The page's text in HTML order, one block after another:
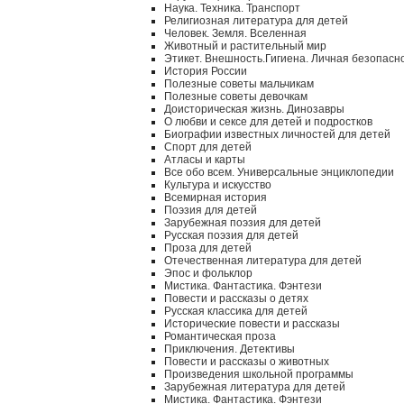
Наука. Техника. Транспорт
Религиозная литература для детей
Человек. Земля. Вселенная
Животный и растительный мир
Этикет. Внешность.Гигиена. Личная
История России
Полезные советы мальчикам
Полезные советы девочкам
Доисторическая жизнь. Динозавры
О любви и сексе для детей и подростков
Биографии известных личностей для детей
Спорт для детей
Атласы и карты
Все обо всем. Универсальные энциклопедии
Культура и искусство
Всемирная история
Поэзия для детей
Зарубежная поэзия для детей
Русская поэзия для детей
Проза для детей
Отечественная литература для детей
Эпос и фольклор
Мистика. Фантастика. Фэнтези
Повести и рассказы о детях
Русская классика для детей
Исторические повести и рассказы
Романтическая проза
Приключения. Детективы
Повести и рассказы о животных
Произведения школьной программы
Зарубежная литература для детей
Мистика. Фантастика. Фэнтези